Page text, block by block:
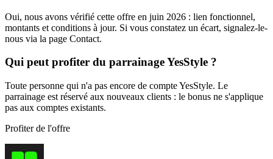
Oui, nous avons vérifié cette offre en juin 2026 : lien fonctionnel,
montants et conditions à jour. Si vous constatez un écart, signalez-le-
nous via la page Contact.
Qui peut profiter du parrainage YesStyle ?
Toute personne qui n'a pas encore de compte YesStyle. Le
parrainage est réservé aux nouveaux clients : le bonus ne s'applique
pas aux comptes existants.
Profiter de l'offre